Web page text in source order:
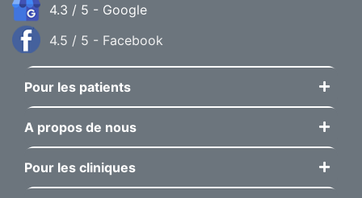
4.3 / 5 - Google
4.5 / 5 - Facebook
Pour les patients
A propos de nous
Pour les cliniques